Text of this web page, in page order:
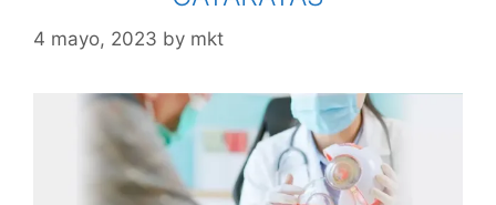
4 mayo, 2023 by mkt